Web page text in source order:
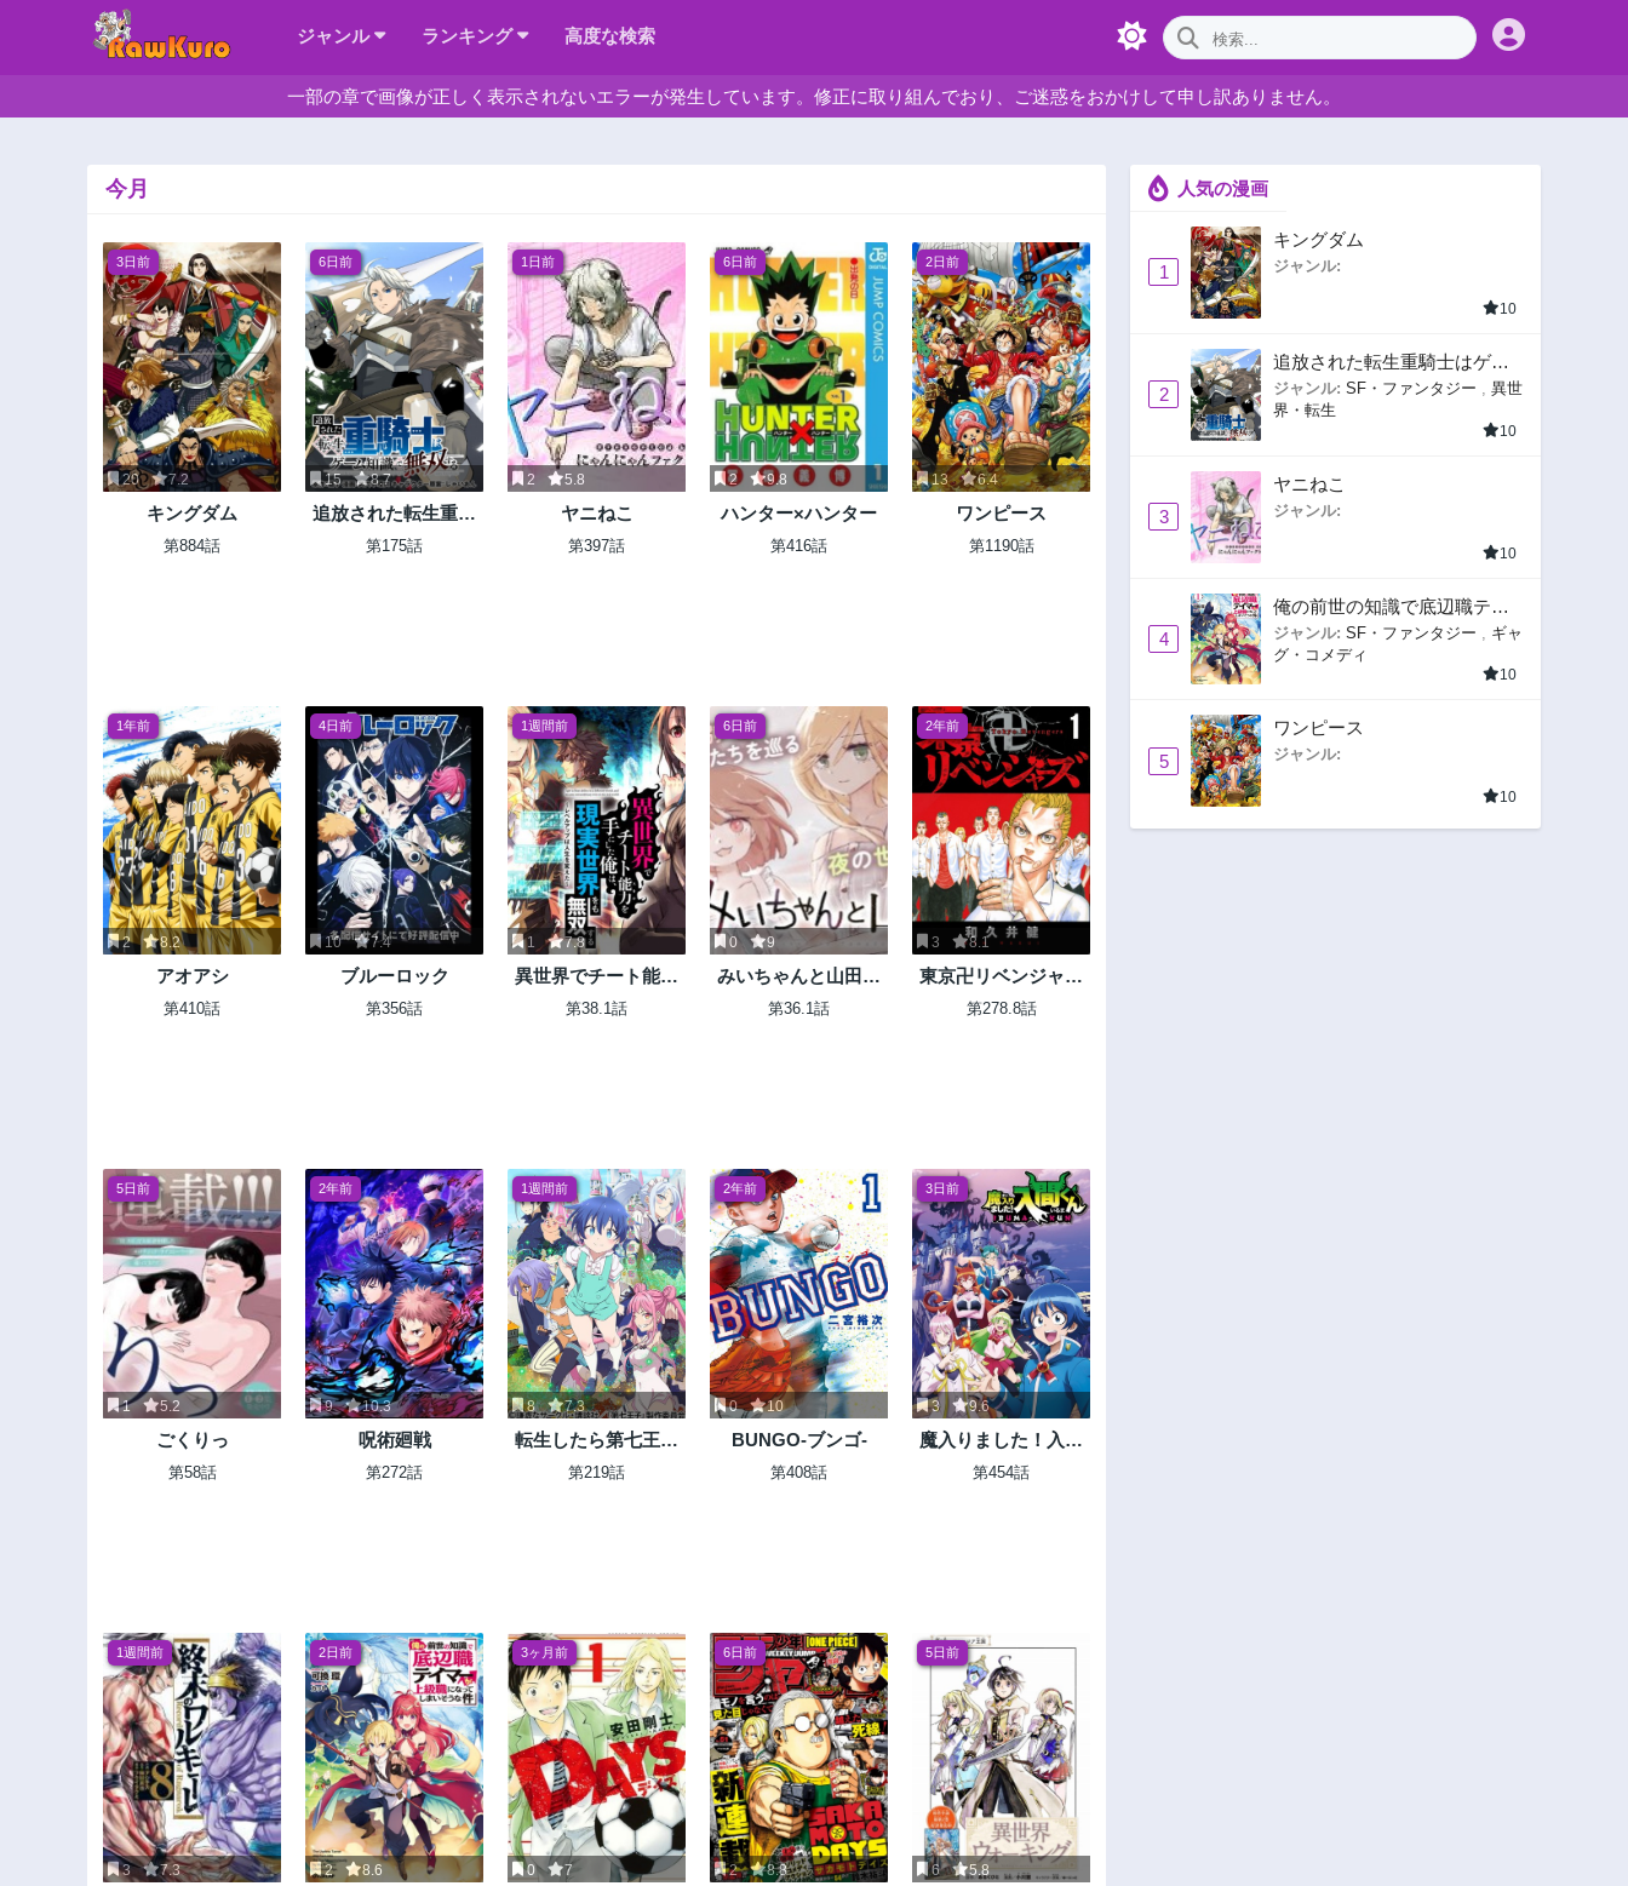
ジャンル ランキング 高度な検索
一部の章で画像が正しく表示されないエラーが発生しています。修正に取り組んでおり、ご迷惑をおかけして申し訳ありません。
今月
3日前
20 7.2
キングダム
第884話
6日前
15 8.7
追放された転生重騎
士はゲーム知識で無
第175話
1日前
2 5.8
ヤニねこ
第397話
6日前
2 9.8
ハンター×ハンター
第416話
2日前
13 6.4
ワンピース
第1190話
1年前
2 8.2
アオアシ
第410話
4日前
10 7.4
ブルーロック
第356話
1週間前
1 7.8
異世界でチート能力
（スキル）を手にし
第38.1話
6日前
0 9
みいちゃんと山田さ
ん
第36.1話
2年前
3 8.1
東京卍リベンジャー
ズ
第278.8話
5日前
1 5.2
ごくりっ
第58話
2年前
9 10.3
呪術廻戦
第272話
1週間前
8 7.3
転生したら第七王子
だったので、気まま
第219話
2年前
0 10
BUNGO-ブンゴ-
第408話
3日前
3 9.6
魔入りました！入間
くん
第454話
1週間前
3 7.3
2日前
2 8.6
3ヶ月前
0 7
6日前
2 8.8
5日前
6 5.8
人気の漫画
1
キングダム
ジャンル:
10
2
追放された転生重騎士はゲー
ム知識で無双する
ジャンル: SF・ファンタジー
異世
界・転生
10
3
ヤニねこ
ジャンル:
10
4
俺の前世の知識で底辺職テイ
マーが上級職になってしまい
そうな件
ジャンル: SF・ファンタジー
ギャ
グ・コメディ
10
5
ワンピース
ジャンル:
10